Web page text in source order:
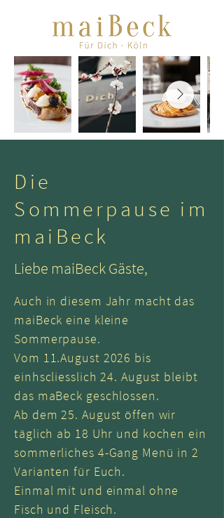
Die
Sommerpause im
maiBeck
Liebe maiBeck Gäste,
Auch in diesem Jahr macht das
maiBeck eine kleine
Sommerpause.
Vom 11.August 2026 bis
einhscliesslich 24. August bleibt
das maBeck geschlossen.
Ab dem 25. August öffen wir
täglich ab 18 Uhr und kochen ein
sommerliches 4-Gang Menü in 2
Varianten für Euch.
Einmal mit und einmal ohne
Fisch und Fleisch.